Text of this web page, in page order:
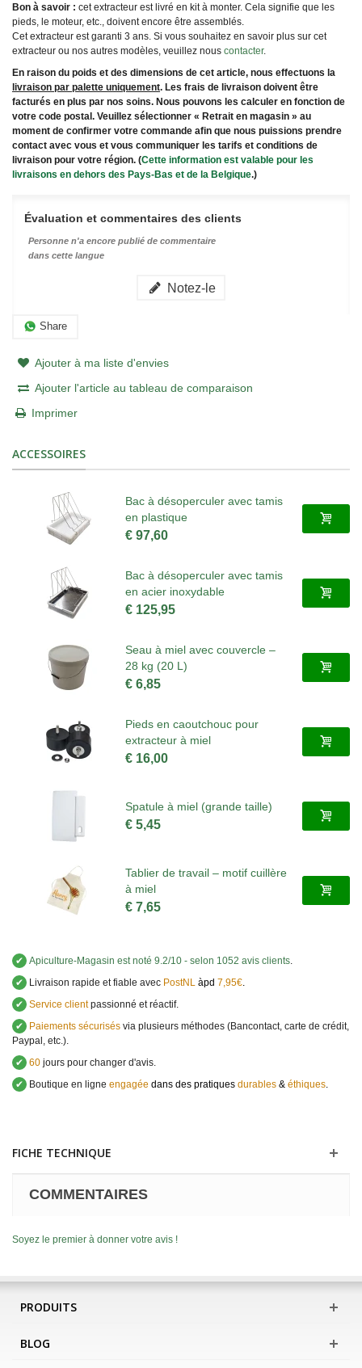
Bon à savoir : cet extracteur est livré en kit à monter. Cela signifie que les
pieds, le moteur, etc., doivent encore être assemblés.
Cet extracteur est garanti 3 ans. Si vous souhaitez en savoir plus sur cet
extracteur ou nos autres modèles, veuillez nous contacter.
En raison du poids et des dimensions de cet article, nous effectuons la
livraison par palette uniquement. Les frais de livraison doivent être
facturés en plus par nos soins. Nous pouvons les calculer en fonction de
votre code postal. Veuillez sélectionner « Retrait en magasin » au
moment de confirmer votre commande afin que nous puissions prendre
contact avec vous et vous communiquer les tarifs et conditions de
livraison pour votre région. (Cette information est valable pour les
livraisons en dehors des Pays-Bas et de la Belgique.)
Évaluation et commentaires des clients
Personne n'a encore publié de commentaire
dans cette langue
Notez-le
Share
Ajouter à ma liste d'envies
Ajouter l'article au tableau de comparaison
Imprimer
ACCESSOIRES
Bac à désoperculer avec tamis
en plastique
€ 97,60
Bac à désoperculer avec tamis
en acier inoxydable
€ 125,95
Seau à miel avec couvercle –
28 kg (20 L)
€ 6,85
Pieds en caoutchouc pour
extracteur à miel
€ 16,00
Spatule à miel (grande taille)
€ 5,45
Tablier de travail – motif cuillère
à miel
€ 7,65
✔ Apiculture-Magasin est noté 9.2/10 - selon 1052 avis clients
✔
Livraison rapide et fiable avec PostNL àpd 7,95€
✔ Service clientpassionné et réactif.
✔
Paiements sécurisés via plusieurs méthodes (Bancontact, carte de crédit,
Paypal, etc.).
✔ 60 jours pour changer d'avis.
✔
Boutique en ligne engagée dans des pratiques durables & éthiques
FICHE TECHNIQUE
COMMENTAIRES
Soyez le premier à donner votre avis !
PRODUITS
BLOG